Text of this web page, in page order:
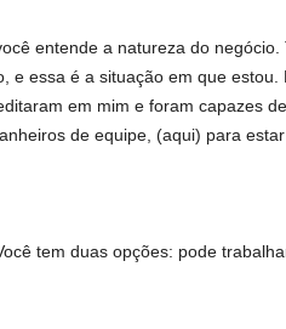
entende a natureza do
e essa é a situação em que
em mim e foram capazes
de equipe, (aqui) para
tem duas opções: pode